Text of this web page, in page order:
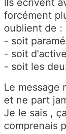
forcément
oublient de :
- soit
- soit
- soit les
Le message
et ne part
Je le sais ,
comprenais